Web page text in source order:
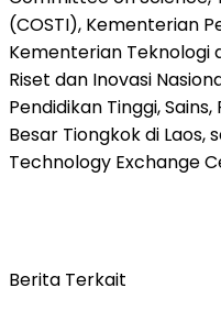
(COSTI), Kementerian
Kementerian Teknologi
Riset dan Inovasi
Pendidikan Tinggi,
Besar Tiongkok di Laos,
Technology Exchange
Berita Terkait